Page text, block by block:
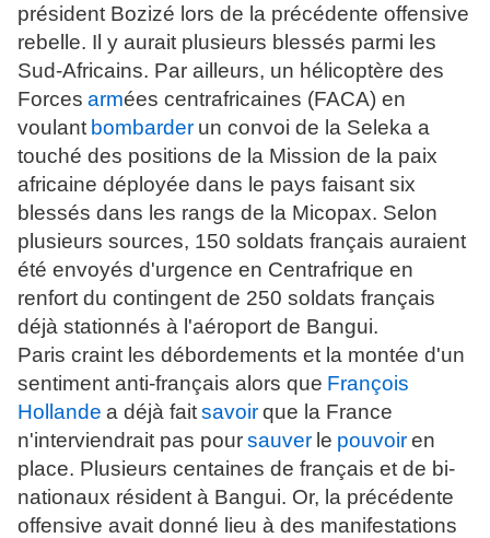
président Bozizé lors de la précédente offensive
rebelle. Il y aurait plusieurs blessés parmi les
Sud-Africains. Par ailleurs, un hélicoptère des
Forces armées centrafricaines (FACA) en
voulant bombarder un convoi de la Seleka a
touché des positions de la Mission de la paix
africaine déployée dans le pays faisant six
blessés dans les rangs de la Micopax. Selon
plusieurs sources, 150 soldats français auraient
été envoyés d'urgence en Centrafrique en
renfort du contingent de 250 soldats français
déjà stationnés à l'aéroport de Bangui.
Paris craint les débordements et la montée d'un
sentiment anti-français alors que François
Hollande a déjà faitsavoirque la France
n'interviendrait pas poursauver le pouvoiren
place. Plusieurs centaines de français et de bi-
nationaux résident à Bangui. Or, la précédente
offensive avait donné lieu à des manifestations